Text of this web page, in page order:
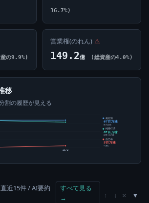
36.7%)
の9.9%)
営業権(のれん) ⚠
149.2億 (総資産の4.0%)
移
割の履歴が見える
26/3
発行済
67百万株
株式総数
純発行済
62百万株
総数-自己株
自己株
5百万株
7.32%
近15件 / AI要約
すべて見る
→
↑ ↓ ×